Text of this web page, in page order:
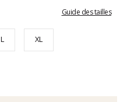
Guide des tailles
L XL